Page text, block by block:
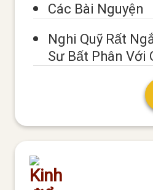
Các Bài Nguyện
Nghi Quỹ Rất
Sư Bất Phân Với